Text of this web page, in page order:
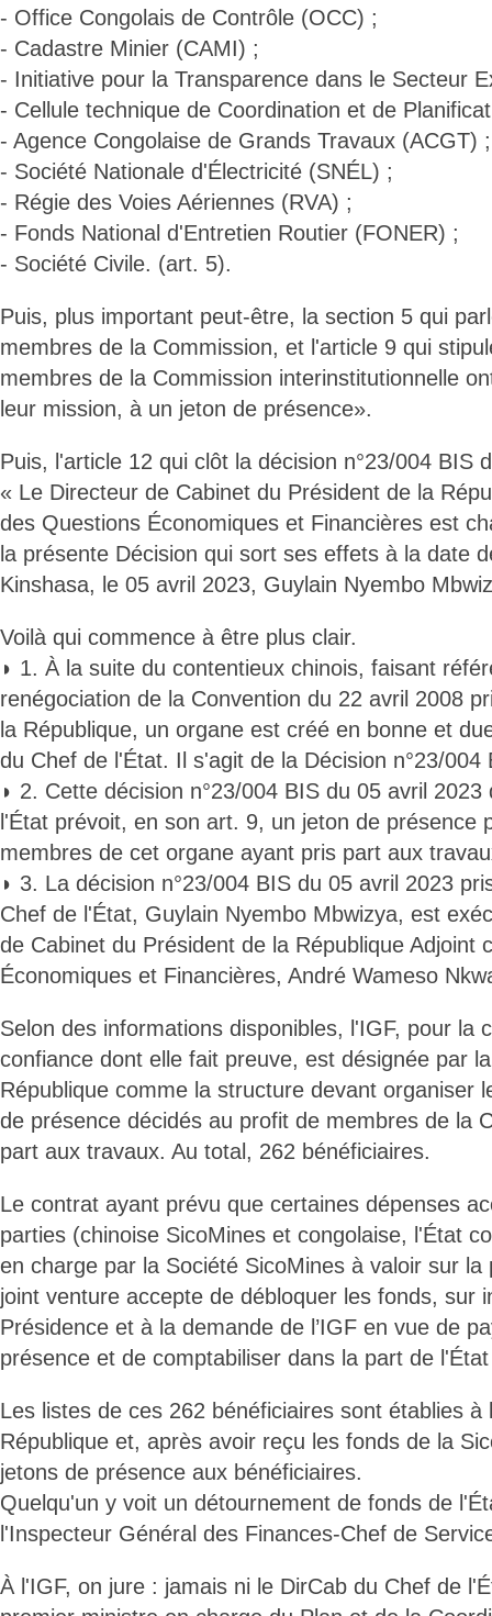
- Office Congolais de Contrôle (OCC) ;
- Cadastre Minier (CAMI) ;
- Initiative pour la Transparence dans le Secteur
- Cellule technique de Coordination et de
- Agence Congolaise de Grands Travaux (ACGT) ;
- Société Nationale d'Électricité (SNÉL) ;
- Régie des Voies Aériennes (RVA) ;
- Fonds National d'Entretien Routier (FONER) ;
- Société Civile. (art. 5).
Puis, plus important peut-être, la section 5 qui
membres de la Commission, et l'article 9 qui
membres de la Commission interinstitutionnelle
leur mission, à un jeton de présence».
Puis, l'article 12 qui clôt la décision n°23/004 BIS
« Le Directeur de Cabinet du Président de la
des Questions Économiques et Financières est
la présente Décision qui sort ses effets à la date
Kinshasa, le 05 avril 2023, Guylain Nyembo
Voilà qui commence à être plus clair.
◗ 1. À la suite du contentieux chinois, faisant
renégociation de la Convention du 22 avril 2008
la République, un organe est créé en bonne et
du Chef de l'État. Il s'agit de la Décision n°23/004
◗ 2. Cette décision n°23/004 BIS du 05 avril
l'État prévoit, en son art. 9, un jeton de présence
membres de cet organe ayant pris part aux
◗ 3. La décision n°23/004 BIS du 05 avril 2023
Chef de l'État, Guylain Nyembo Mbwizya, est
de Cabinet du Président de la République Adjoint
Économiques et Financières, André Wameso
Selon des informations disponibles, l'IGF, pour la
confiance dont elle fait preuve, est désignée par
République comme la structure devant organiser
de présence décidés au profit de membres de la
part aux travaux. Au total, 262 bénéficiaires.
Le contrat ayant prévu que certaines dépenses
parties (chinoise SicoMines et congolaise, l'État
en charge par la Société SicoMines à valoir sur la
joint venture accepte de débloquer les fonds, sur
Présidence et à la demande de l’IGF en vue de
présence et de comptabiliser dans la part de
Les listes de ces 262 bénéficiaires sont établies à
République et, après avoir reçu les fonds de la
jetons de présence aux bénéficiaires.
Quelqu'un y voit un détournement de fonds de
l'Inspecteur Général des Finances-Chef de
À l'IGF, on jure : jamais ni le DirCab du Chef de